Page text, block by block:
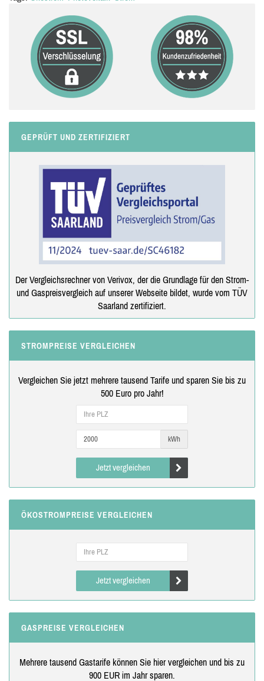
GEPRÜFT UND ZERTIFIZIERT
Der Vergleichsrechner von Verivox, der die Grundlage für den Strom-
und Gaspreisvergleich auf unserer Webseite bildet, wurde vom TÜV
Saarland zertifiziert.
STROMPREISE VERGLEICHEN
Vergleichen Sie jetzt mehrere tausend Tarife und sparen Sie bis zu
500 Euro pro Jahr!
kWh
Jetzt vergleichen
ÖKOSTROMPREISE VERGLEICHEN
Jetzt vergleichen
GASPREISE VERGLEICHEN
Mehrere tausend Gastarife können Sie hier vergleichen und bis zu
900 EUR im Jahr sparen.